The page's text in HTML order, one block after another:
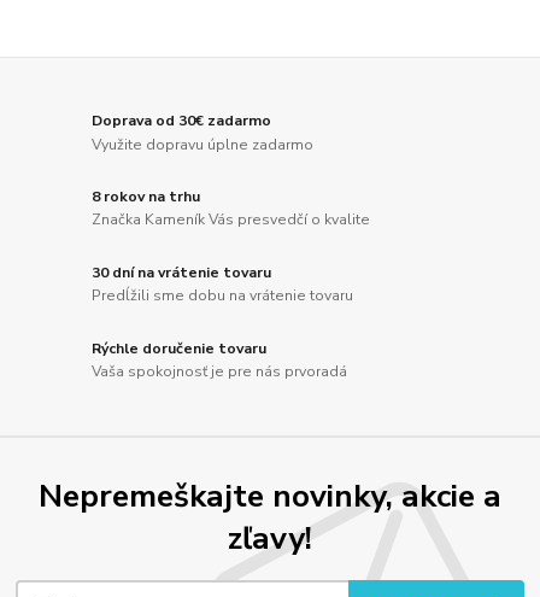
Doprava od 30€ zadarmo
Využite dopravu úplne zadarmo
8 rokov na trhu
Značka Kameník Vás presvedčí o kvalite
30 dní na vrátenie tovaru
Predĺžili sme dobu na vrátenie tovaru
Rýchle doručenie tovaru
Vaša spokojnosť je pre nás prvoradá
Nepremeškajte novinky, akcie a
zľavy!